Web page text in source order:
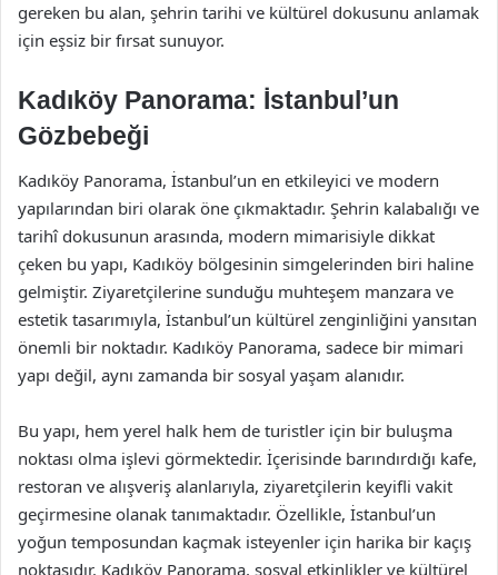
gereken bu alan, şehrin tarihi ve kültürel dokusunu anlamak
için eşsiz bir fırsat sunuyor.
Kadıköy Panorama: İstanbul’un
Gözbebeği
Kadıköy Panorama, İstanbul’un en etkileyici ve modern
yapılarından biri olarak öne çıkmaktadır. Şehrin kalabalığı ve
tarihî dokusunun arasında, modern mimarisiyle dikkat
çeken bu yapı, Kadıköy bölgesinin simgelerinden biri haline
gelmiştir. Ziyaretçilerine sunduğu muhteşem manzara ve
estetik tasarımıyla, İstanbul’un kültürel zenginliğini yansıtan
önemli bir noktadır. Kadıköy Panorama, sadece bir mimari
yapı değil, aynı zamanda bir sosyal yaşam alanıdır.
Bu yapı, hem yerel halk hem de turistler için bir buluşma
noktası olma işlevi görmektedir. İçerisinde barındırdığı kafe,
restoran ve alışveriş alanlarıyla, ziyaretçilerin keyifli vakit
geçirmesine olanak tanımaktadır. Özellikle, İstanbul’un
yoğun temposundan kaçmak isteyenler için harika bir kaçış
noktasıdır. Kadıköy Panorama, sosyal etkinlikler ve kültürel